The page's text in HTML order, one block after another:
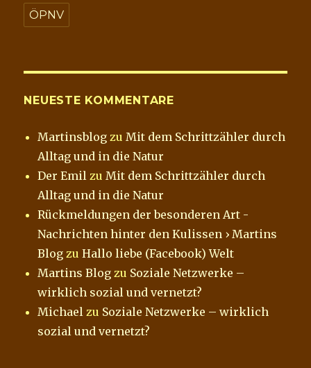
ÖPNV
NEUESTE KOMMENTARE
Martinsblog zuMit dem Schrittzähler durch
Alltag und in die Natur
Der Emil zuMit dem Schrittzähler durch
Alltag und in die Natur
Rückmeldungen der besonderen Art -
Nachrichten hinter den Kulissen › Martins
Blog zuHallo liebe (Facebook) Welt
Martins Blog zu Soziale Netzwerke –
wirklich sozial und vernetzt?
Michael zu Soziale Netzwerke – wirklich
sozial und vernetzt?